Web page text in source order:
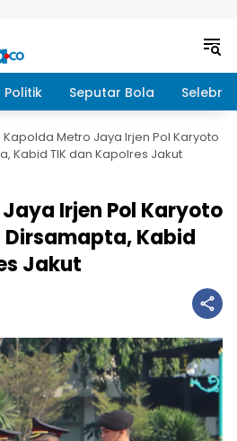
Politik Seputar Bola
Kapolda Metro Jaya Irjen Pol Karyoto
Kabid TIK dan Kapolres Jakut
Irjen Pol Karyoto
Kabid
Jakut